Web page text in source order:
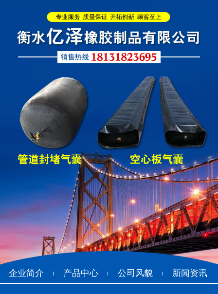
企业简介 产品中心 公司风貌 新闻资讯
板式橡胶伸缩缝 C型桥梁伸缩缝
200*25米圆形桥梁气囊
390*14米的圆形充气芯
模